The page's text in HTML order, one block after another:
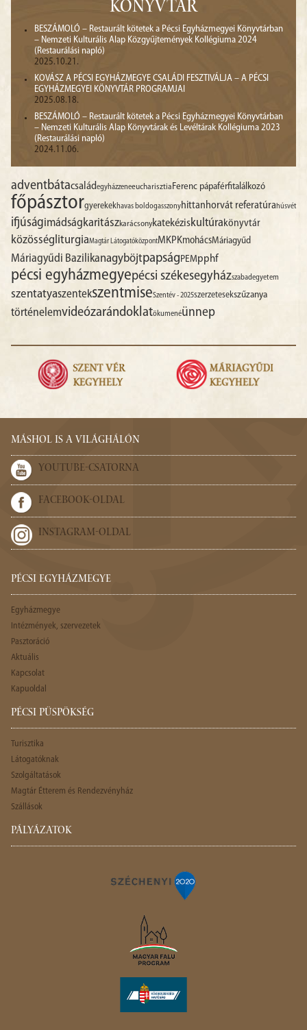
KÖNYVTÁR
BESZÁMOLÓ – Restaurált kötetek a Pécsi Egyházmegyei Könyvtárban
– Nemzeti Kulturális Alap Közgyűjtemények Kollégiuma 2024
(Restaurálási napló)
2025.10.21.
KOVÁSZ A PÉCSI EGYHÁZMEGYE CSALÁDI FESZTIVÁLJA – A PÉCSI
EGYHÁZMEGYEI KÖNYVTÁR PROGRAMJAI
2025.08.18.
BESZÁMOLÓ – Restaurált kötetek a Pécsi Egyházmegyei Könyvtárban
– Nemzeti Kulturális Alap Könyvtárak és Levéltárak Kollégiuma 2023
(Restaurálási napló)
2024.11.06.
adventbátacsaládegyházzeneeucharisztiaFerenc pápaférfitalálkozó
főpásztorgyerekekhavas boldogasszonyhittanhorvát referatúrahúsvét
ifjúságimádságkaritászkarácsonykatekéziskultúrakönyvtár
közösségliturgiaMagtár LátogatóközpontMKPKmohácsMáriagyűd
Máriagyűdi BazilikanagyböjtpapságPEMpphf
pécsi egyházmegyepécsi székesegyházszabadegyetem
szentatyaszentekszentmiseSzentév - 2025szerzetesekszűzanya
történelemvideózarándoklatökumenéünnep
MÁSHOL IS A VILÁGHÁLÓN
YOUTUBE-CSATORNA
FACEBOOK-OLDAL
INSTAGRAM-OLDAL
PÉCSI EGYHÁZMEGYE
Egyházmegye
Intézmények, szervezetek
Pasztoráció
Aktuális
Kapcsolat
Kapuoldal
PÉCSI PÜSPÖKSÉG
Turisztika
Látogatóknak
Szolgáltatások
Magtár Étterem és Rendezvényház
Szállások
PÁLYÁZATOK